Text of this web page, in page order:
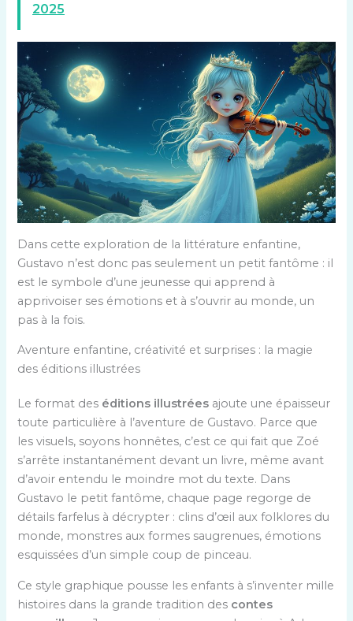
2025
Dans cette exploration de la littérature enfantine,
Gustavo n’est donc pas seulement un petit fantôme : il
est le symbole d’une jeunesse qui apprend à
apprivoiser ses émotions et à s’ouvrir au monde, un
pas à la fois.
Aventure enfantine, créativité et surprises : la magie
des éditions illustrées
Le format des éditions illustrées ajoute une épaisseur
toute particulière à l’aventure de Gustavo. Parce que
les visuels, soyons honnêtes, c’est ce qui fait que Zoé
s’arrête instantanément devant un livre, même avant
d’avoir entendu le moindre mot du texte. Dans
Gustavo le petit fantôme, chaque page regorge de
détails farfelus à décrypter : clins d’œil aux folklores du
monde, monstres aux formes saugrenues, émotions
esquissées d’un simple coup de pinceau.
Ce style graphique pousse les enfants à s’inventer mille
histoires dans la grande tradition des contes